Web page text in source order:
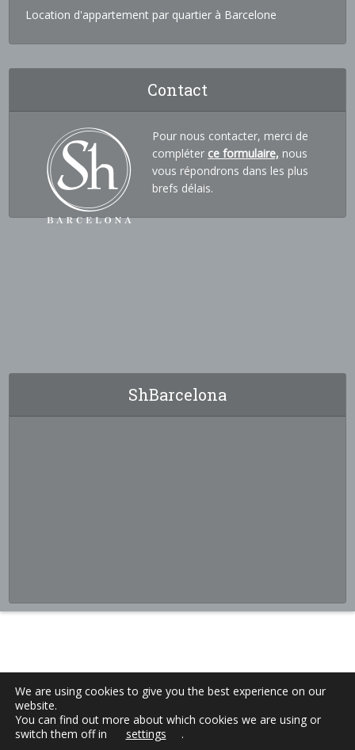
Location d'appartement par quartier à Barcelone
Contact
Pour nous contacter, merci de
compléter ce formulaire, nous
vous répondrons dans les plus
brefs délais.
ShBarcelona
We are using cookies to give you the best experience on our
website.
You can find out more about which cookies we are using or
switch them off in
settings .